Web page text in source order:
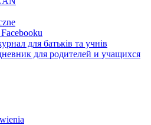
для батьків та учнів
для родителей и учащихся